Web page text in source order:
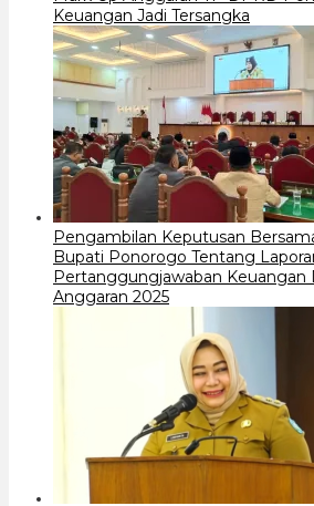
Keuangan Jadi Tersangka
Pengambilan Keputusan
Bupati Ponorogo Tentang
Pertanggungjawaban Keuangan
Anggaran 2025